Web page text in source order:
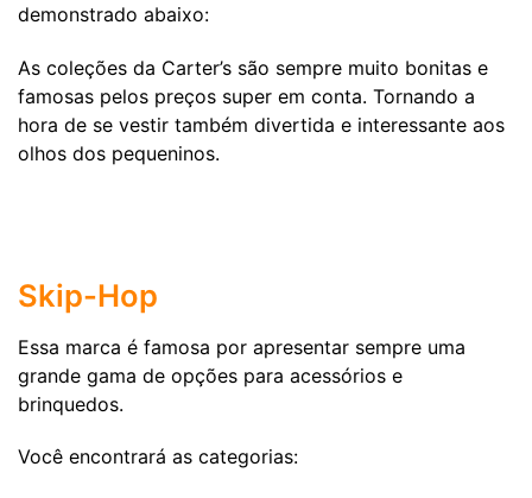
demonstrado abaixo:
As coleções da Carter’s são sempre muito bonitas e
famosas pelos preços super em conta. Tornando a
hora de se vestir também divertida e interessante aos
olhos dos pequeninos.
Skip-Hop
Essa marca é famosa por apresentar sempre uma
grande gama de opções para acessórios e
brinquedos.
Você encontrará as categorias: